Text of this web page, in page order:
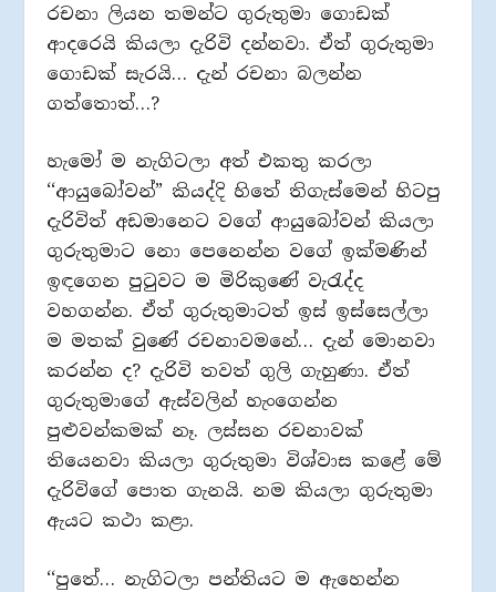
රචනා ලියන තමන්ට ගුරුතුමා ගොඩක්
ආදරෙයි කියලා දැරිවි දන්නවා. ඒත් ගුරුතුමා
ගොඩක් සැරයි… දැන් රචනා බලන්න
ගත්තොත්…?
හැමෝ ම නැගිටලා අත් එකතු කරලා
‘‘ආයුබෝවන්” කියද්දි හිතේ තිගැස්මෙන් හිටපු
දැරිවිත් අඩමානෙට වගේ ආයුබෝවන් කියලා
ගුරුතුමාට නො පෙනෙන්න වගේ ඉක්මණින්
ඉඳගෙන පුටුවට ම මිරිකුණේ වැරැද්ද
වහගන්න. ඒත් ගුරුතුමාටත් ඉස් ඉස්සෙල්ලා
ම මතක් වුණේ රචනාවමනේ… දැන් මොනවා
කරන්න ද? දැරිවි තවත් ගුලි ගැහුණා. ඒත්
ගුරුතුමාගේ ඇස්වලින් හැංගෙන්න
පුළුවන්කමක් නෑ. ලස්සන රචනාවක්
තියෙනවා කියලා ගුරුතුමා විශ්වාස කළේ මේ
දැරිවිගේ පොත ගැනයි. නම කියලා ගුරුතුමා
ඇයට කථා කළා.
‘‘පුතේ… නැගිටලා පන්තියට ම ඇහෙන්න